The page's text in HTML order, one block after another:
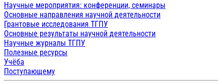
Научные мероприятия: конференции, семинары
Основные направления научной деятельности
Грантовые исследования ТГПУ
Основные результаты научной деятельности
Научные журналы ТГПУ
Полезные ресурсы
Учёба
Поступающему